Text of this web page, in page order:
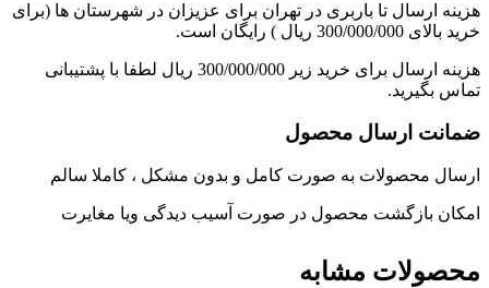
هزینه ارسال تا باربری در تهران برای عزیزان در شهرستان ها (برای
خرید بالای 300/000/000 ریال ) رایگان است.
هزینه ارسال برای خرید زیر 300/000/000 ریال لطفا با پشتیبانی
تماس بگیرید.
ضمانت ارسال محصول
ارسال محصولات به صورت کامل و بدون مشکل ، کاملا سالم
امکان بازگشت محصول در صورت آسیب دیدگی ویا مغایرت
محصولات مشابه